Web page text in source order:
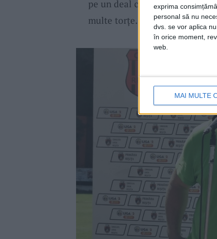
exprima
personal să nu
dvs. se vor aplica
în orice moment,
web.
MAI MULTE
pe un deal ce se află lângă
multe torțe.